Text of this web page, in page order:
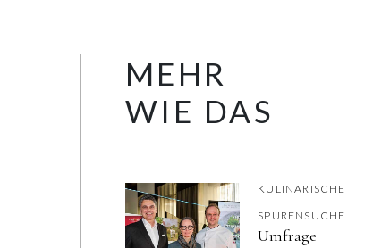
MEHR
WIE DAS
KULINARISCHE
SPURENSUCHE
Umfrage